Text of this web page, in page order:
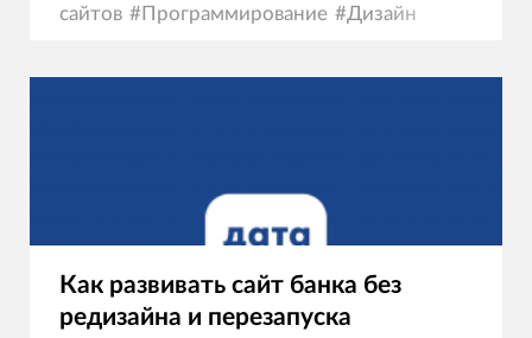
сайтов #Программирование #Дизайн
Как развивать сайт банка без
редизайна и перезапуска